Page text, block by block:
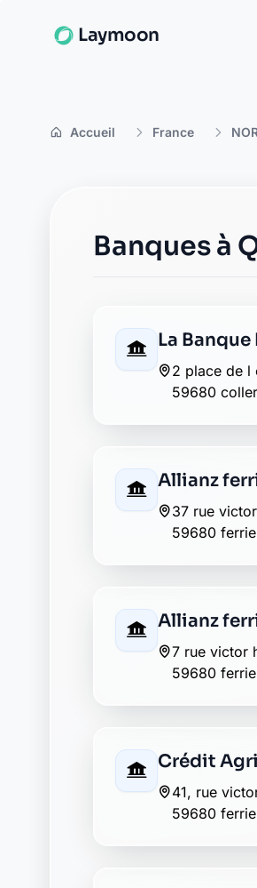
Laymoon
Accueil France
Banques à
La
2 place de l
59680
Allianz
37 rue
59680
Allianz
7 rue victor
59680
Crédit
41, rue
59680